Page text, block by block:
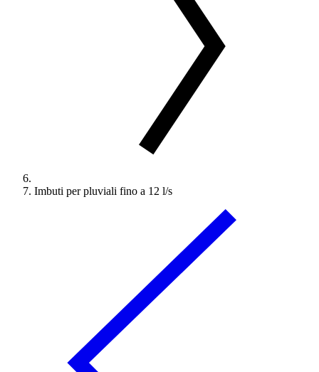
Imbuti per pluviali fino a 12 l/s